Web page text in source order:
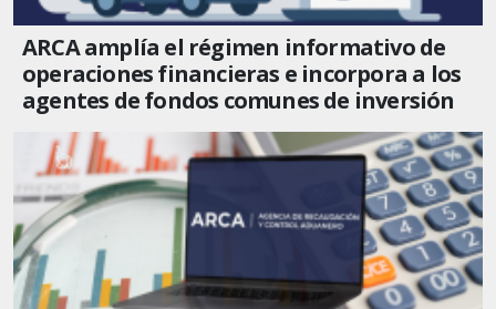
ARCA amplía el régimen informativo de
operaciones financieras e incorpora a los
agentes de fondos comunes de inversión